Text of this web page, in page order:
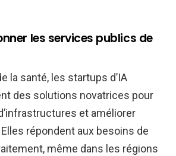
les services publics de
la santé, les startups d’IA
des solutions novatrices pour
et améliorer
Elles répondent aux besoins de
même dans les régions